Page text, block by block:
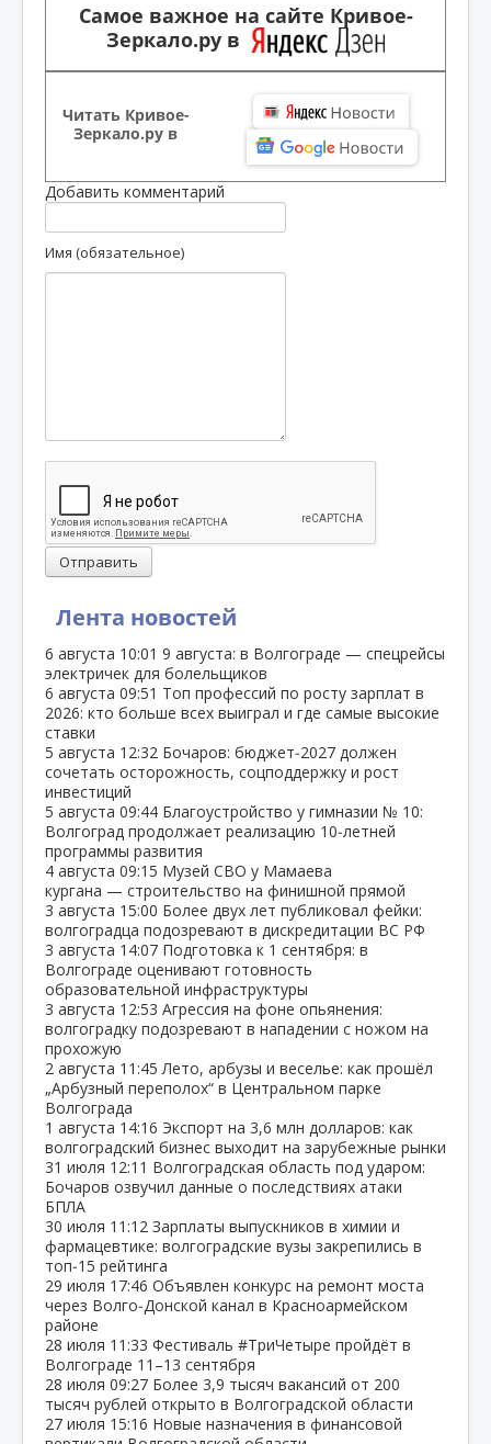
Лента новостей
6 августа 10:01 9 августа: в Волгограде — спецрейсы
электричек для болельщиков
6 августа 09:51 Топ профессий по росту зарплат в
2026: кто больше всех выиграл и где самые высокие
ставки
5 августа 12:32 Бочаров: бюджет‑2027 должен
сочетать осторожность, соцподдержку и рост
инвестиций
5 августа 09:44 Благоустройство у гимназии № 10:
Волгоград продолжает реализацию 10‑летней
программы развития
4 августа 09:15 Музей СВО у Мамаева
кургана — строительство на финишной прямой
3 августа 15:00 Более двух лет публиковал фейки:
волгоградца подозревают в дискредитации ВС РФ
3 августа 14:07 Подготовка к 1 сентября: в
Волгограде оценивают готовность
образовательной инфраструктуры
3 августа 12:53 Агрессия на фоне опьянения:
волгоградку подозревают в нападении с ножом на
прохожую
2 августа 11:45 Лето, арбузы и веселье: как прошёл
„Арбузный переполох“ в Центральном парке
Волгограда
1 августа 14:16 Экспорт на 3,6 млн долларов: как
волгоградский бизнес выходит на зарубежные рынки
31 июля 12:11 Волгоградская область под ударом:
Бочаров озвучил данные о последствиях атаки
БПЛА
30 июля 11:12 Зарплаты выпускников в химии и
фармацевтике: волгоградские вузы закрепились в
топ‑15 рейтинга
29 июля 17:46 Объявлен конкурс на ремонт моста
через Волго‑Донской канал в Красноармейском
районе
28 июля 11:33 Фестиваль #ТриЧетыре пройдёт в
Волгограде 11–13 сентября
28 июля 09:27 Более 3,9 тысяч вакансий от 200
тысяч рублей открыто в Волгоградской области
27 июля 15:16 Новые назначения в финансовой
Самое важное на сайте Кривое-
Зеркало.ру в
Читать Кривое-
Зеркало.ру в
Добавить комментарий
Имя (обязательное)
Отправить